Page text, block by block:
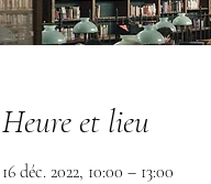
Heure et lieu
16 déc. 2022, 10:00 – 13:00